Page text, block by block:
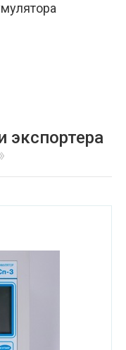
экспортера